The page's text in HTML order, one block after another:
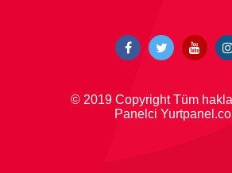
© 2019 Copyright Tüm
Panelci